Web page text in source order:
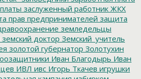
заслуженный работник ЖКХ
прав предпринимателей защита
земледельцы
земский доктор Земский_учитель
золотой губернатор Золотухин
Иван Благодырь Иван
ИВЛ ивс Игорь Ткачев игрушки